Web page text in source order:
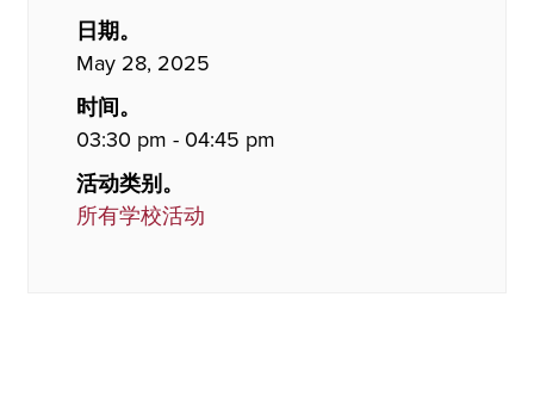
日期。
May 28, 2025
时间。
03:30 pm - 04:45 pm
活动类别。
所有学校活动